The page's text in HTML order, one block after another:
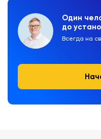
Один
до
Всегда на